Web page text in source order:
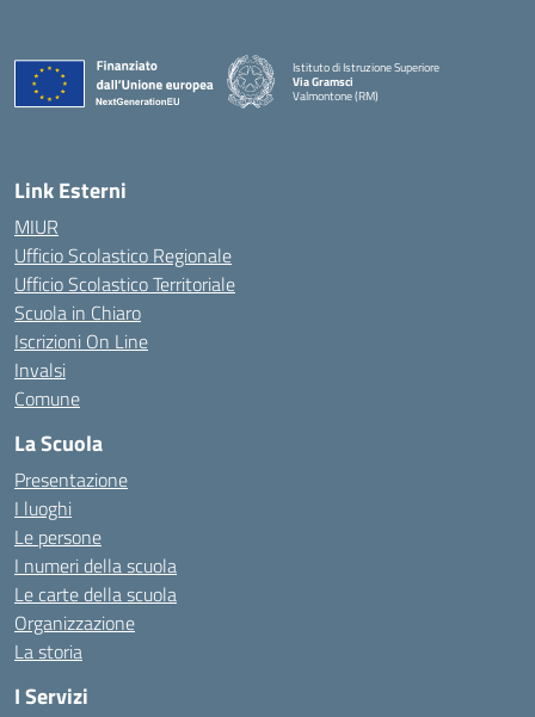
Istituto di Istruzione Superiore
Via Gramsci
Valmontone (RM)
Link Esterni
MIUR
Ufficio Scolastico Regionale
Ufficio Scolastico Territoriale
Scuola in Chiaro
Iscrizioni On Line
Invalsi
Comune
La Scuola
Presentazione
I luoghi
Le persone
I numeri della scuola
Le carte della scuola
Organizzazione
La storia
I Servizi